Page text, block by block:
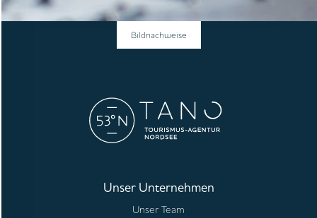
Bildnachweise
Unser Unternehmen
Unser Team